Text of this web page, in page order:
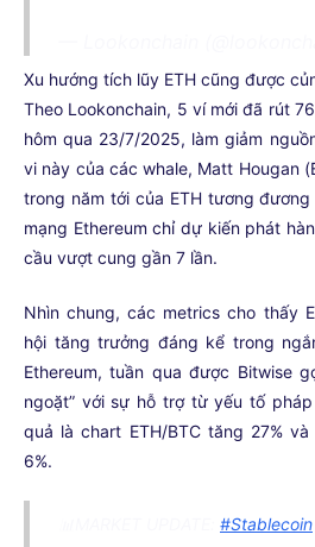
Xu hướng tích lũy ETH cũng được
Theo Lookonchain, 5 ví mới đã rút
hôm qua 23/7/2025, làm giảm
vi này của các whale, Matt Hougan
trong năm tới của ETH tương
mạng Ethereum chỉ dự kiến phát
cầu vượt cung gần 7 lần.
Nhìn chung, các metrics cho thấy
hội tăng trưởng đáng kể trong
Ethereum, tuần qua được Bitwise
ngoặt” với sự hỗ trợ từ yếu tố
quả là chart ETH/BTC tăng 27% và
6%.
#Stablecoin